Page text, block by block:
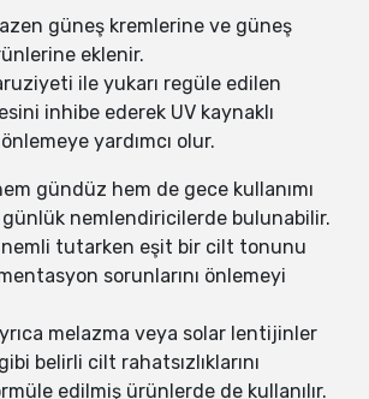
güneş kremlerine ve güneş
eklenir.
ile yukarı regüle edilen
inhibe ederek UV kaynaklı
yardımcı olur.
gündüz hem de gece kullanımı
günlük nemlendiricilerde bulunabilir.
tutarken eşit bir cilt tonunu
sorunlarını önlemeyi
melazma veya solar lentijinler
belirli cilt rahatsızlıklarını
edilmiş ürünlerde de kullanılır.